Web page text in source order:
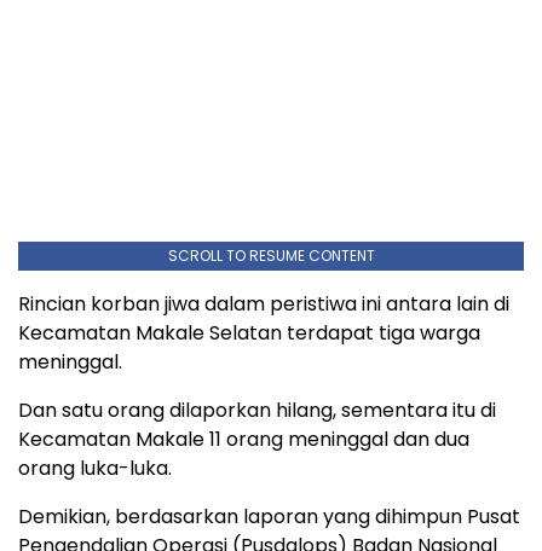
SCROLL TO RESUME CONTENT
Rincian korban jiwa dalam peristiwa ini antara lain di
Kecamatan Makale Selatan terdapat tiga warga
meninggal.
Dan satu orang dilaporkan hilang, sementara itu di
Kecamatan Makale 11 orang meninggal dan dua
orang luka-luka.
Demikian, berdasarkan laporan yang dihimpun Pusat